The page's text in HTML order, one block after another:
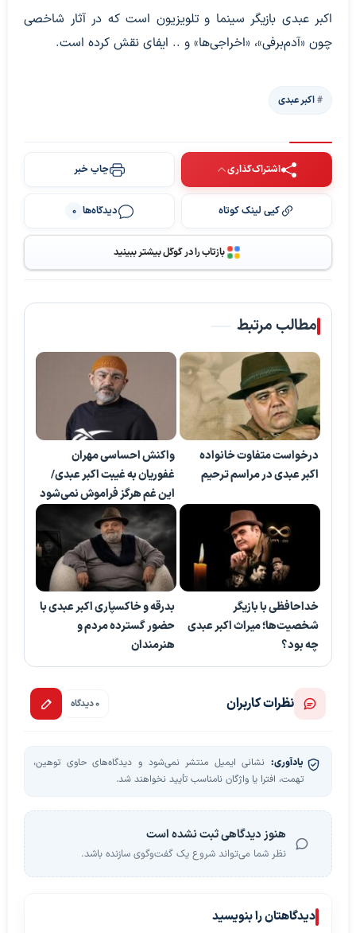
اکبر عبدی بازیگر سینما و تلویزیون است که در آثار شاخصی
چون «آدم‌برفی»، «اخراجی‌ها» و .. ایفای نقش کرده است.
اکبر عبدی
اشتراک‌گذاری چاپ خبر
کپی لینک کوتاه دیدگاه‌ها 0
بازتاب را در گوگل بیشتر ببینید
مطالب مرتبط
درخواست متفاوت خانواده
اکبر عبدی در مراسم ترحیم
واکنش احساسی مهران
غفوریان به غیبت اکبر عبدی/
این غم هرگز فراموش نمی‌شود
خداحافظی با بازیگر
شخصیت‌ها؛ میراث اکبر عبدی
چه بود؟
بدرقه و خاکسپاری اکبر عبدی با
حضور گسترده مردم و
هنرمندان
نظرات کاربران 0 دیدگاه
یادآوری: نشانی ایمیل منتشر نمی‌شود و دیدگاه‌های حاوی توهین،
تهمت، افترا یا واژگان نامناسب تأیید نخواهند شد.
هنوز دیدگاهی ثبت نشده است
نظر شما می‌تواند شروع یک گفت‌وگوی سازنده باشد.
دیدگاهتان را بنویسید